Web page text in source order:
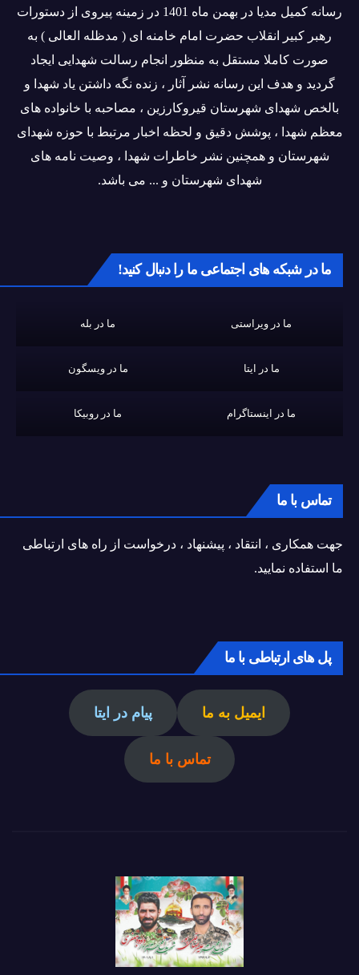
رسانه کمیل مدیا در بهمن ماه 1401 در زمینه پیروی از دستورات
رهبر کبیر انقلاب حضرت امام خامنه ای ( مدظله العالی ) به
صورت کاملا مستقل به منظور انجام رسالت شهدایی ایجاد
گردید و هدف این رسانه نشر آثار ، زنده نگه داشتن یاد شهدا و
بالخص شهدای شهرستان قیروکارزین ، مصاحبه با خانواده های
معظم شهدا ، پوشش دقیق و لحظه اخبار مرتبط با حوزه شهدای
شهرستان و همچنین نشر خاطرات شهدا ، وصیت نامه های
شهدای شهرستان و ... می باشد.
ما در شبکه های اجتماعی ما را دنبال کنید!
ما در ویراستی ما در بله
ما در ایتا ما در ویسگون
ما در اینستاگرام ما در روبیکا
تماس با ما
جهت همکاری ، انتقاد ، پیشنهاد ، درخواست از راه های ارتباطی
ما استفاده نمایید.
پل های ارتباطی با ما
ایمیل به ما پیام در ایتا
تماس با ما